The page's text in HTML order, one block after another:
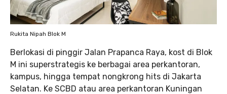
Rukita Nipah Blok M
Berlokasi di pinggir Jalan Prapanca Raya, kost di Blok
M ini superstrategis ke berbagai area perkantoran,
kampus, hingga tempat nongkrong hits di Jakarta
Selatan. Ke SCBD atau area perkantoran Kuningan